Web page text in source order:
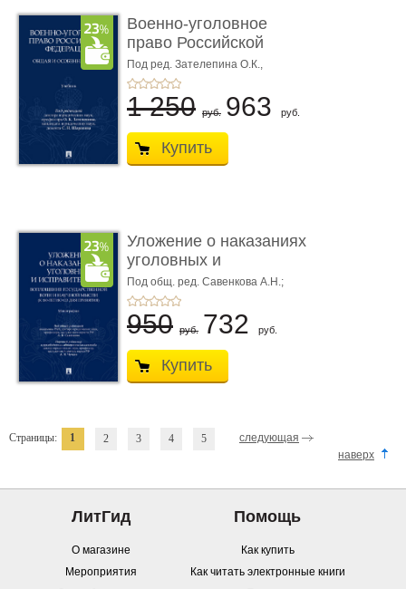
Военно-уголовное
право Российской
Федерации. � ...
Под ред. Зателепина О.К.,
Шарапова С.Н.
1 250 руб. 963 руб.
Купить
Уложение о наказаниях
уголовных и
исправитель ...
Под общ. ред. Савенкова А.Н.;
науч. ред. и рук. авт. кол. Чучаев
А.И.
950 руб. 732 руб.
Купить
Страницы: 1 2 3 4 5
следующая
наверх
ЛитГид
О магазине
Мероприятия
Помощь
Как купить
Как читать электронные книги